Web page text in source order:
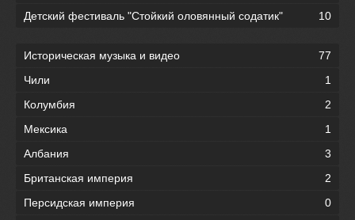
Детский фестиваль "Стойкий оловянный содатик"
10
Историческая музыка и видео
77
Чили
1
Колумбия
2
Мексика
1
Албания
3
Британская империя
2
Персидская империя
0